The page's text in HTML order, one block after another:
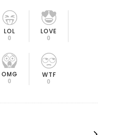
LOL
0
LOVE
0
OMG
0
WTF
0